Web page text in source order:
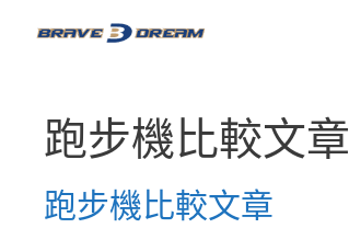
跑步機比較文章
跑步機比較文章